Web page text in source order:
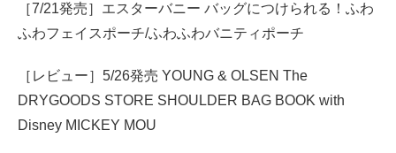
［7/21発売］エスターバニー バッグにつけられる！ふわ
ふわフェイスポーチ/ふわふわバニティポーチ
［レビュー］5/26発売 YOUNG & OLSEN The
DRYGOODS STORE SHOULDER BAG BOOK with
Disney MICKEY MOU